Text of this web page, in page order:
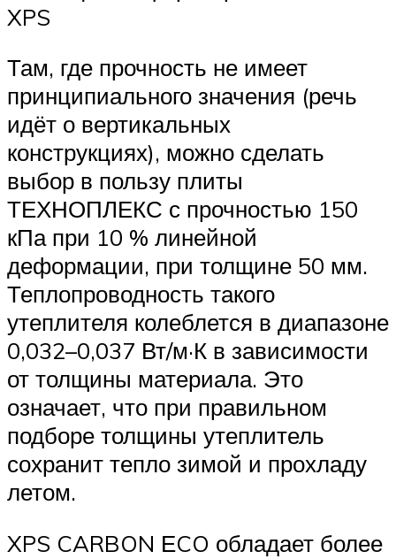
XPS
Там, где прочность не имеет
принципиального значения (речь
идёт о вертикальных
конструкциях), можно сделать
выбор в пользу плиты
ТЕХНОПЛЕКС с прочностью 150
кПа при 10 % линейной
деформации, при толщине 50 мм.
Теплопроводность такого
утеплителя колеблется в диапазоне
0,032–0,037 Вт/м·К в зависимости
от толщины материала. Это
означает, что при правильном
подборе толщины утеплитель
сохранит тепло зимой и прохладу
летом.
XPS CARBON ЕCO обладает более